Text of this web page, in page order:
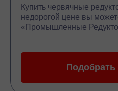
Купить червячные
недорогой цене вы
«Промышленные
Подобрать